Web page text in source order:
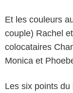
Et les couleurs
couple) Rachel
colocataires
Monica et
Les six points